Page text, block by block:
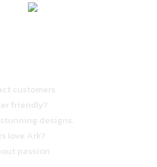
customers
friendly?
designs.
love Ark?
passion